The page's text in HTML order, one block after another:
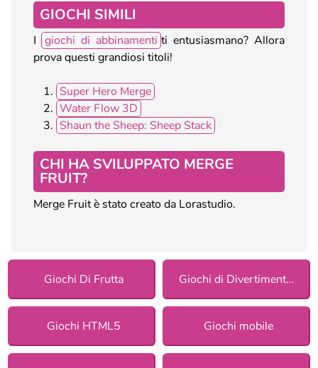
GIOCHI SIMILI
I giochi di abbinamenti ti entusiasmano? Allora
prova questi grandiosi titoli!
Super Hero Merge
Water Flow 3D
Shaun the Sheep: Sheep Stack
CHI HA SVILUPPATO MERGE
FRUIT?
Merge Fruit è stato creato da Lorastudio.
Giochi Di Frutta Giochi di Divertimento per ragazze
Giochi HTML5 Giochi mobile